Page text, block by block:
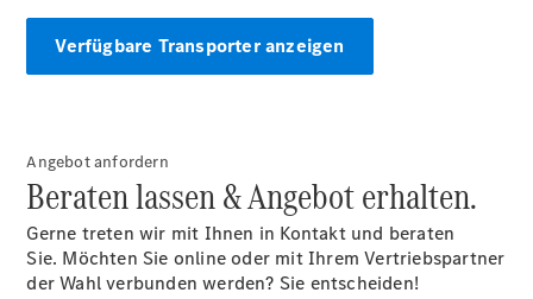
eSprinter
Kastenwagen
Elektrisch
eSprinter
Fahrgestell
Elektrisch
eSprinter
Elektrisch
Verfügbare Transporter anzeigen
Angebot anfordern
Beraten lassen & Angebot erhalten.
Gerne treten wir mit Ihnen in Kontakt und beraten
Sie. Möchten Sie online oder mit Ihrem Vertriebspartner
der Wahl verbunden werden? Sie entscheiden!